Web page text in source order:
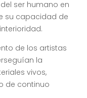
ser humano en
su capacidad de
de los artistas
la
vivos,
de continuo